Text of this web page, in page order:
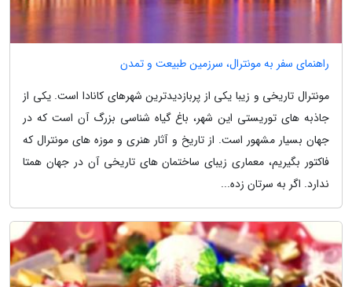
راهنمای سفر به مونترال، سرزمین طبیعت و تمدن
مونترال تاریخی و زیبا یکی از پربازدیدترین شهرهای کانادا است. یکی از
جاذبه های توریستی این شهر، باغ گیاه شناسی بزرگ آن است که در
جهان بسیار مشهور است. از تاریخ و آثار هنری و موزه های مونترال که
فاکتور بگیریم، معماری زیبای ساختمان های تاریخی آن در جهان همتا
ندارد. اگر به سرتان زده...